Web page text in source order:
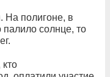
На полигоне, в
палило солнце, то